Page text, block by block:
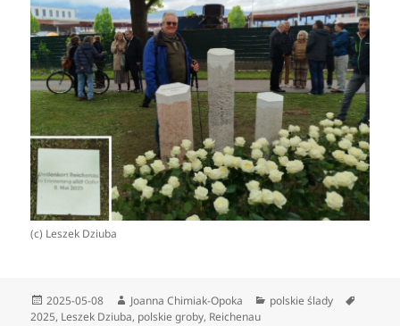
(c) Leszek Dziuba
Data
publikacji
2025-05-08 Autor
Joanna Chimiak-Opoka Kategorie
polskie ślady
2025, Leszek Dziuba, polskie groby, Reichenau